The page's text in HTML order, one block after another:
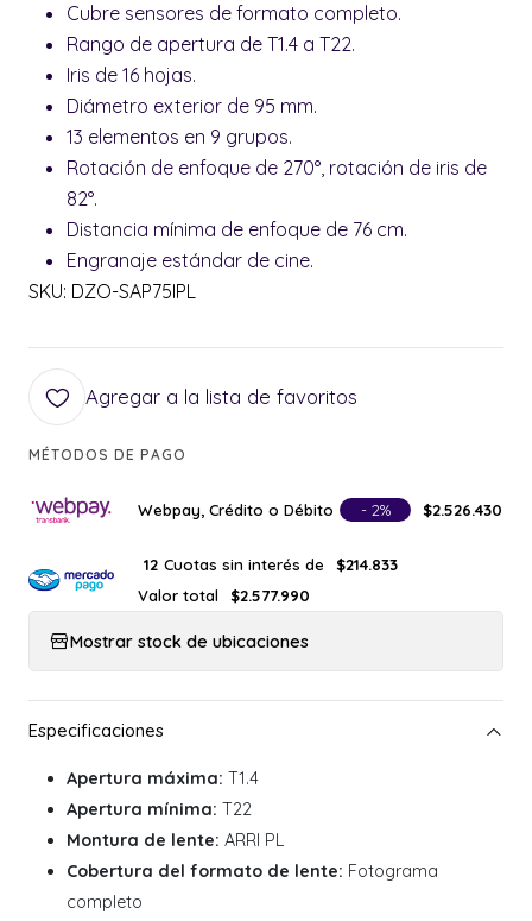
Cubre sensores de formato completo.
Rango de apertura de T1.4 a T22.
Iris de 16 hojas.
Diámetro exterior de 95 mm.
13 elementos en 9 grupos.
Rotación de enfoque de 270°, rotación de iris de
82°.
Distancia mínima de enfoque de 76 cm.
Engranaje estándar de cine.
SKU: DZO-SAP75IPL
Agregar a la lista de favoritos
MÉTODOS DE PAGO
Webpay, Crédito o Débito - 2% $2.526.430
12 Cuotas sin interés de
$214.833
Valor total
$2.577.990
Mostrar stock de ubicaciones
Apertura máxima: T1.4
Apertura mínima: T22
Montura de lente: ARRI PL
Cobertura del formato de lente: Fotograma
completo